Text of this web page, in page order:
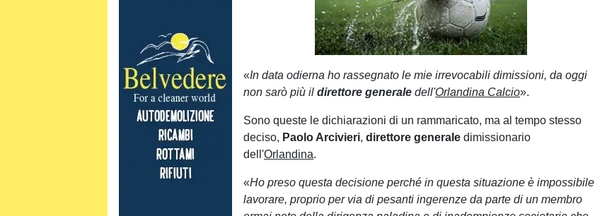
Unmute
Loaded:
100.00%
«In data odierna ho rassegnato le mie irrevocabili dimissioni, da oggi
non sarò più ildirettore generale dell'Orlandina Calcio».
Sono queste le dichiarazioni di un rammaricato, ma al tempo stesso
deciso, Paolo Arcivieri,direttore generale dimissionario
dell'Orlandina.
«Ho preso questa decisione perché in questa situazione è impossibile
lavorare, proprio per via di pesanti ingerenze da parte di un membro